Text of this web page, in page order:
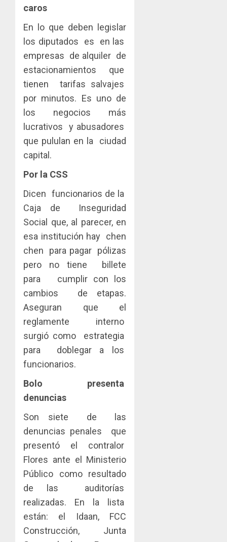
caros
En lo que deben legislar
los diputados es en las
empresas de alquiler de
estacionamientos que
tienen tarifas salvajes
por minutos. Es uno de
los negocios más
lucrativos y abusadores
que pululan en la ciudad
capital.
Por la CSS
Dicen funcionarios de la
Caja de Inseguridad
Social que, al parecer, en
esa institución hay chen
chen para pagar pólizas
pero no tiene billete
para cumplir con los
cambios de etapas.
Aseguran que el
reglamente interno
surgió como estrategia
para doblegar a los
funcionarios.
Bolo presenta
denuncias
Son siete de las
denuncias penales que
presentó el contralor
Flores ante el Ministerio
Público como resultado
de las auditorías
realizadas. En la lista
están: el Idaan, FCC
Construcción, Junta